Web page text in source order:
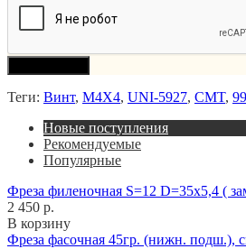
Теги: Винт, M4X4, UNI-5927, CMT,
Новые поступления
Рекомендуемые
Популярные
Фреза филеночная S=12 D=35x5,4 (
2 450 р.
В корзину
Фреза фасочная 45гр. (нижн. подш.),